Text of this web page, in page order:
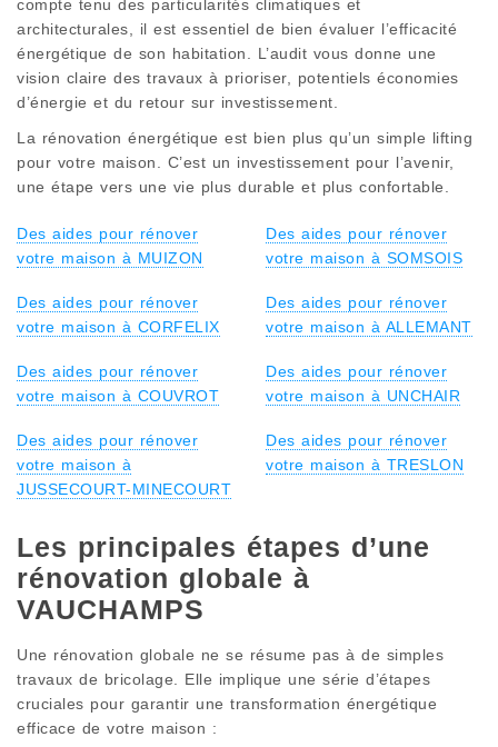
compte tenu des particularités climatiques et
architecturales, il est essentiel de bien évaluer l’efficacité
énergétique de son habitation. L’audit vous donne une
vision claire des travaux à prioriser, potentiels économies
d’énergie et du retour sur investissement.
La rénovation énergétique est bien plus qu’un simple lifting
pour votre maison. C’est un investissement pour l’avenir,
une étape vers une vie plus durable et plus confortable.
Des aides pour rénover
votre maison à MUIZON
Des aides pour rénover
votre maison à SOMSOIS
Des aides pour rénover
votre maison à CORFELIX
Des aides pour rénover
votre maison à ALLEMANT
Des aides pour rénover
votre maison à COUVROT
Des aides pour rénover
votre maison à UNCHAIR
Des aides pour rénover
votre maison à
JUSSECOURT-MINECOURT
Des aides pour rénover
votre maison à TRESLON
Les principales étapes d’une
rénovation globale à
VAUCHAMPS
Une rénovation globale ne se résume pas à de simples
travaux de bricolage. Elle implique une série d’étapes
cruciales pour garantir une transformation énergétique
efficace de votre maison :